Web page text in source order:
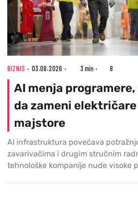
BIZNIS 03.08.2026 3 min 8
AI menja programere,
da zameni
majstore
AI infrastruktura povećava
zavarivačima i drugim stručnim
tehnološke kompanije nude visoke